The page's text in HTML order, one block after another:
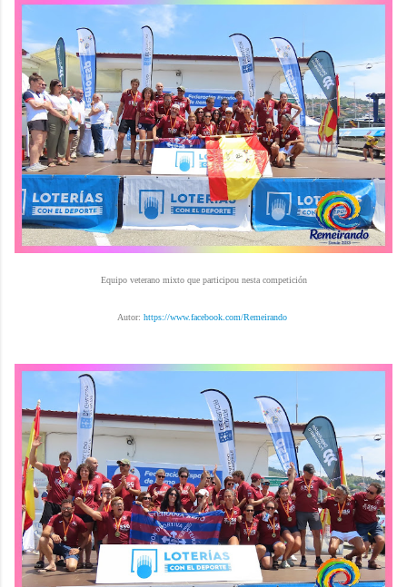
Equipo veterano mixto que participou nesta competición
Autor: https://www.facebook.com/Remeirando